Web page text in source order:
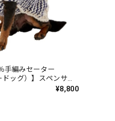
手編みセーター
ドッグ）】スペンサー
Dog Sweater¥8,800